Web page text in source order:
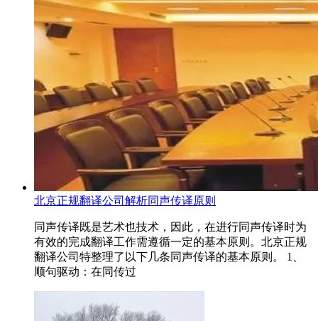
北京正规翻译公司解析同声传译原则
同声传译既是艺术也技术，因此，在进行同声传译时为
有效的完成翻译工作需遵循一定的基本原则。北京正规
翻译公司特整理了以下几条同声传译的基本原则。 1、
顺句驱动：在同传过